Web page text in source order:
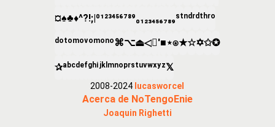
¤♠♣♦^?!;|⁰¹²³⁴⁵⁶⁷⁸⁹₀₁₂₃₄₅₆₇₈₉ˢᵗⁿᵈʳᵈᵗʰʳᵒ
ᵈᵒᵗᵒᵐᵒᵛᵒᵐᵒⁿᵒ⌘⌥⏏◁'■⋆⍟★☆✡✩✪
✰ᵃᵇᶜᵈᵉᶠᵍʰⁱʲᵏˡᵐⁿᵒᵖʳˢᵗᵘᵛʷˣʸᶻ𝕏
2008-2024 lucasworcel
Acerca de NoTengoEnie
Joaquin Righetti